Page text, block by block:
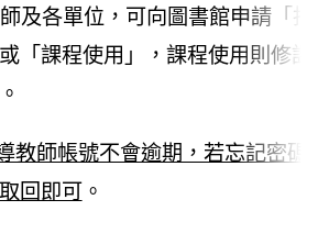
及各單位，可向圖書館申請「
「課程使用」，課程使用則修
教師帳號不會逾期，若忘記密
回即可
。